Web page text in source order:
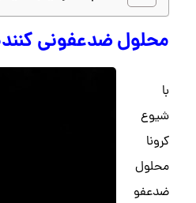
محلول ضدعفونی
با
شیوع
کرونا
محلول
ضدعفو